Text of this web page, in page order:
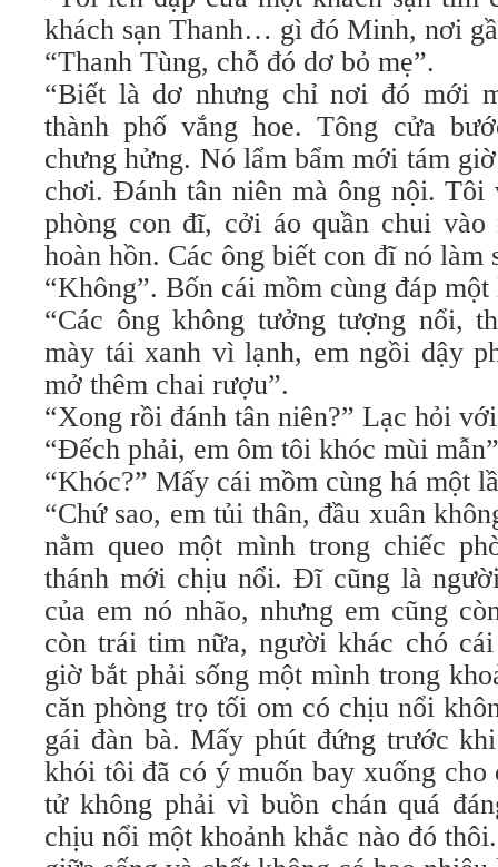
khách sạn Thanh… gì đó Minh, nơi
“Thanh Tùng, chỗ đó dơ bỏ mẹ”.
“Biết là dơ nhưng chỉ nơi đó mới
thành phố vắng hoe. Tông cửa
chưng hửng. Nó lẩm bẩm mới tám
chơi. Đánh tân niên mà ông nội. Tôi
phòng con đĩ, cởi áo quần chui
hoàn hồn. Các ông biết con đĩ nó làm
“Không”. Bốn cái mồm cùng đáp một
“Các ông không tưởng tượng nổi,
mày tái xanh vì lạnh, em ngồi dậy
mở thêm chai rượu”.
“Xong rồi đánh tân niên?” Lạc hỏi
“Đếch phải, em ôm tôi khóc mùi
“Khóc?” Mấy cái mồm cùng há một
“Chứ sao, em tủi thân, đầu xuân
nằm queo một mình trong chiếc
thánh mới chịu nổi. Đĩ cũng là
của em nó nhão, nhưng em cũng
còn trái tim nữa, người khác chó
giờ bắt phải sống một mình trong
căn phòng trọ tối om có chịu nổi
gái đàn bà. Mấy phút đứng trước
khói tôi đã có ý muốn bay xuống
tử không phải vì buồn chán quá
chịu nổi một khoảnh khắc nào đó